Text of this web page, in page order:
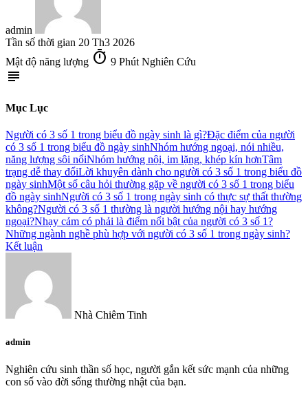
admin
Tần số thời gian 20 Th3 2026
Mật độ năng lượng timer 9 Phút Nghiên Cứu
subject
Mục Lục
Người có 3 số 1 trong biểu đồ ngày sinh là gì?Đặc điểm của người
có 3 số 1 trong biểu đồ ngày sinhNhóm hướng ngoại, nói nhiều,
năng lượng sôi nổiNhóm hướng nội, im lặng, khép kín hơnTâm
trạng dễ thay đổiLời khuyên dành cho người có 3 số 1 trong biểu đồ
ngày sinhMột số câu hỏi thường gặp về người có 3 số 1 trong biểu
đồ ngày sinhNgười có 3 số 1 trong ngày sinh có thực sự thất thường
không?Người có 3 số 1 thường là người hướng nội hay hướng
ngoại?Nhạy cảm có phải là điểm nổi bật của người có 3 số 1?
Những ngành nghề phù hợp với người có 3 số 1 trong ngày sinh?
Kết luận
Nhà Chiêm Tinh
admin
Nghiên cứu sinh thần số học, người gắn kết sức mạnh của những
con số vào đời sống thường nhật của bạn.